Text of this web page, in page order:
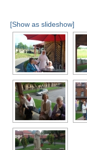
Statut
Nasz patron
Zarząd
Kontakt
Intencje
Sprawozdania
[Show as slideshow]